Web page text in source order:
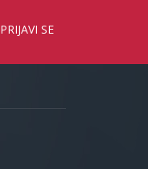
PRIJAVI SE